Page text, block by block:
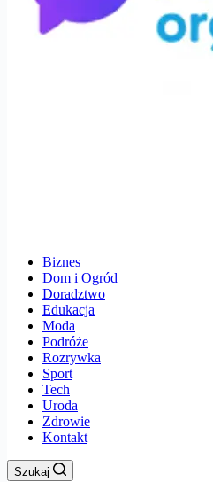
Biznes
Dom i Ogród
Doradztwo
Edukacja
Moda
Podróże
Rozrywka
Sport
Tech
Uroda
Zdrowie
Kontakt
Szukaj